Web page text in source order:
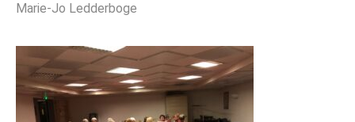
Marie-Jo Ledderboge